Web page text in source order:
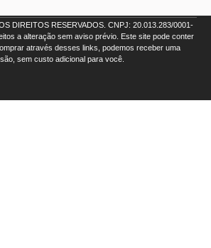
DIREITOS RESERVADOS. CNPJ: 20.013.283/0001-
a alteração sem aviso prévio. Este site pode conter
através desses links, podemos receber uma
sem custo adicional para você.